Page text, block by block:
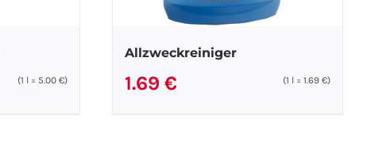
(1 l = 5.00 €)
Allzweckreiniger
1.69 € (1 l =1.69€)